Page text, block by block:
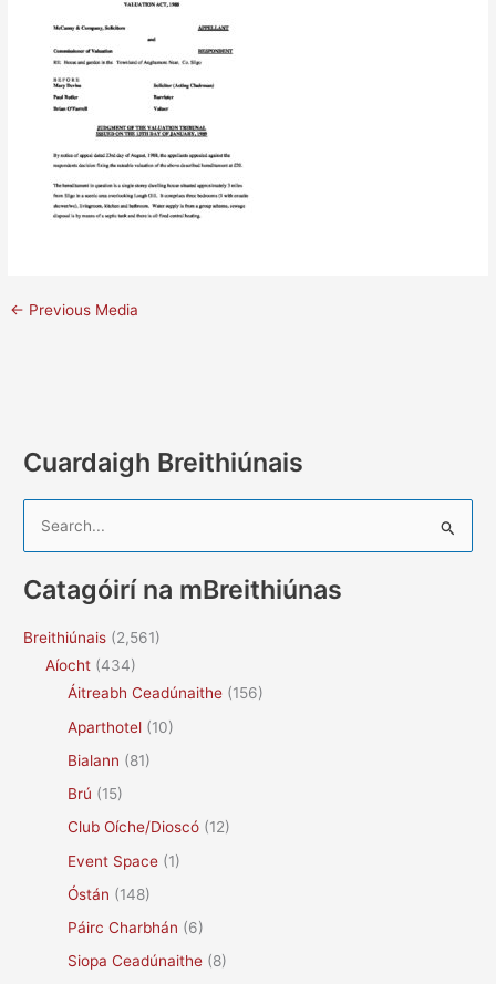
← Previous Media
Cuardaigh Breithiúnais
r
c
Catagóirí na mBreithiúnas
Breithiúnais (2,561)
Aíocht (434)
Áitreabh Ceadúnaithe (156)
Aparthotel (10)
Bialann (81)
Brú (15)
Club Oíche/Dioscó (12)
Event Space (1)
Óstán (148)
Páirc Charbhán (6)
Siopa Ceadúnaithe (8)